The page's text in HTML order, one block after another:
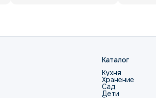
Каталог
Кухня
Хранение
Сад
Дети